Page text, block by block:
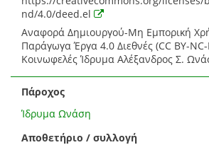
nd/4.0/deed.el
Αναφορά Δημιουργού-Μη Εμπορική
Παράγωγα Έργα 4.0 Διεθνές (CC BY-
Κοινωφελές Ίδρυμα Αλέξανδρος Σ.
Πάροχος
Ίδρυμα Ωνάση
Αποθετήριο / συλλογή